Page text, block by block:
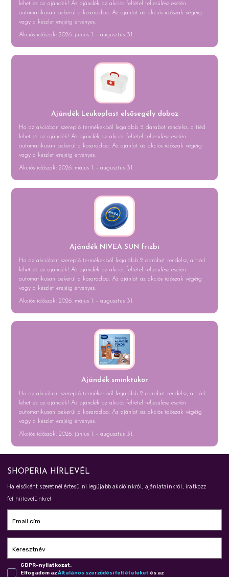
lehet ez az ajándék! Az ajándék az akciós feltétel teljesülése esetén
automatikusan bekerül a kosaradba. Az ajánlat az akciós időszak végéig
vagy a készlet erejéig érvényes.
Akciós időszak: 2026. június 1. - augusztus 31.
Ajándék Leukoplast elsősegély doboz
Ha az akcióban szereplő termékekből legalább 3 darabot rendelsz, a tiéd
lehet ez az ajándék! Az ajándék az akciós feltétel teljesülése esetén
automatikusan bekerül a kosaradba. Az ajánlat az akciós időszak végéig
vagy a készlet erejéig érvényes.
Akciós időszak: 2026. május 1. - augusztus 31.
Ajándék NIVEA SUN frizbi
Ha az akcióban szereplő termékekből legalább 2 darabot rendelsz, a tiéd
lehet ez az ajándék! Az ajándék az akciós feltétel teljesülése esetén
automatikusan bekerül a kosaradba. Az ajánlat az akciós időszak végéig
vagy a készlet erejéig érvényes.
Akciós időszak: 2026. május 1. - augusztus 31.
Ajándék sminktükör
Ha az akcióban szereplő termékekből legalább 2 darabot rendelsz, a tiéd
lehet ez az ajándék! Az ajándék az akciós feltétel teljesülése esetén
automatikusan bekerül a kosaradba. Az ajánlat az akciós időszak végéig
vagy a készlet erejéig érvényes.
Akciós időszak: 2026. június 1. - augusztus 31.
SHOPERIA HÍRLEVÉL
Ha elsőként szeretnél értesülni legújabb akcióinkról, ajánlatainkról, iratkozz
fel hírlevelünkre!
Email cím
Keresztnév
GDPR-nyilatkozat.
Elfogadom azÁl­ta­lá­nos szer­ző­dé­si fel­té­te­le­ket és az